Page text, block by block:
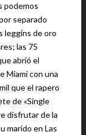
podemos
separado
leggins de oro
las 75
abrió el
Miami con una
que el rapero
de «Single
disfrutar de la
marido en Las